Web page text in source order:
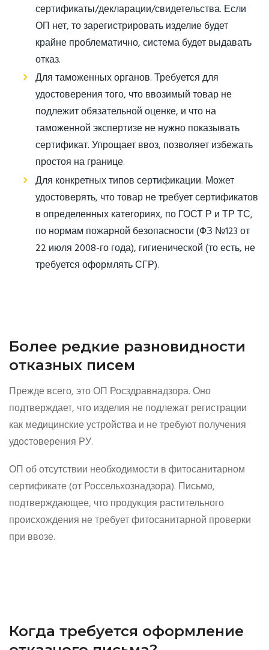
сертификаты/декларации/свидетельства. Если
ОП нет, то зарегистрировать изделие будет
крайне проблематично, система будет выдавать
отказ.
Для таможенных органов. Требуется для
удостоверения того, что ввозимый товар не
подлежит обязательной оценке, и что на
таможенной экспертизе не нужно показывать
сертификат. Упрощает ввоз, позволяет избежать
простоя на границе.
Для конкретных типов сертификации. Может
удостоверять, что товар не требует сертификатов
в определенных категориях, по ГОСТ Р и ТР ТС,
по нормам пожарной безопасности (ФЗ №123 от
22 июля 2008-го года), гигиенической (то есть, не
требуется оформлять СГР).
Более редкие разновидности
отказных писем
Прежде всего, это ОП Росздравнадзора. Оно
подтверждает, что изделия не подлежат регистрации
как медицинские устройства и не требуют получения
удостоверения РУ.
ОП об отсутствии необходимости в фитосанитарном
сертификате (от Россельхознадзора). Письмо,
подтверждающее, что продукция растительного
происхождения не требует фитосанитарной проверки
при ввозе.
Когда требуется оформление